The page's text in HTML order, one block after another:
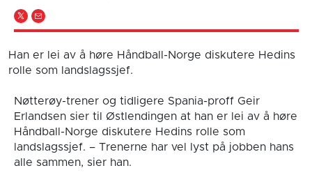
Han er lei av å høre Håndball-Norge diskutere Hedins
rolle som landslagssjef.
Nøtterøy-trener og tidligere Spania-proff Geir
Erlandsen sier til Østlendingen at han er lei av å høre
Håndball-Norge diskutere Hedins rolle som
landslagssjef. – Trenerne har vel lyst på jobben hans
alle sammen, sier han.